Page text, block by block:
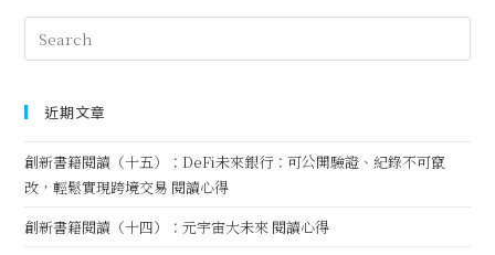
近期文章
創新書籍閱讀（十五）：DeFi未來銀行：可公開驗證、紀錄不可竄
改，輕鬆實現跨境交易 閱讀心得
創新書籍閱讀（十四）：元宇宙大未來 閱讀心得